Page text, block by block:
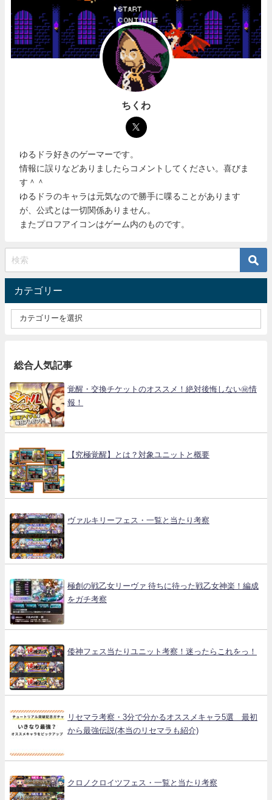
ちくわ
ゆるドラ好きのゲーマーです。
情報に誤りなどありましたらコメントしてください。喜びま
す＾＾
ゆるドラのキャラは元気なので勝手に喋ることがあります
が、公式とは一切関係ありません。
またプロフアイコンはゲーム内のものです。
カテゴリー
総合人気記事
覚醒・交換チケットのオススメ！絶対後悔しない㊙情
報！
【究極覚醒】とは？対象ユニットと概要
ヴァルキリーフェス・一覧と当たり考察
極創の戦乙女リーヴァ 待ちに待った戦乙女神楽！編成
をガチ考察
倭神フェス当たりユニット考察！迷ったらこれをっ！
リセマラ考察・3分で分かるオススメキャラ5選 最初
から最強伝説(本当のリセマラも紹介)
クロノクロイツフェス・一覧と当たり考察